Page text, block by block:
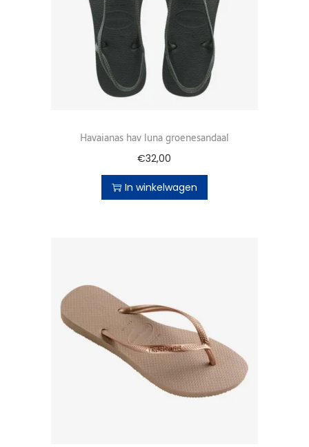
Havaianas hav luna groenesandaal
€32,00
In winkelwagen